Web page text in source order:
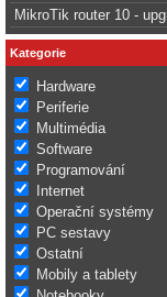
MikroTik router 10 -
Kategorie
Hardware
Periferie
Multimédia
Software
Programování
Internet
Operační systémy
PC sestavy
Ostatní
Mobily a tablety